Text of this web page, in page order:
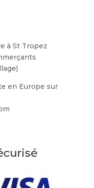
à St Tropez
en Europe sur